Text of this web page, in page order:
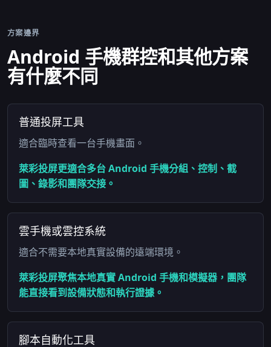
方案邊界
Android 手機群控和其他方案
有什麼不同
普通投屏工具
適合臨時查看一台手機畫面。
萊彩投屏更適合多台 Android 手機分組、控制、截
圖、錄影和團隊交接。
雲手機或雲控系統
適合不需要本地真實設備的遠端環境。
萊彩投屏聚焦本地真實 Android 手機和模擬器，團隊
能直接看到設備狀態和執行證據。
腳本自動化工具